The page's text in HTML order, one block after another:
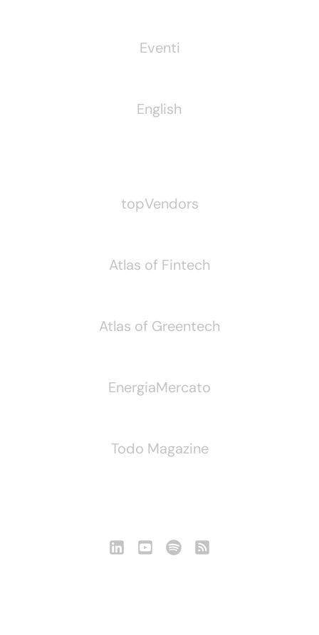
Eventi
English
topVendors
Atlas of Fintech
Atlas of Greentech
EnergiaMercato
Todo Magazine